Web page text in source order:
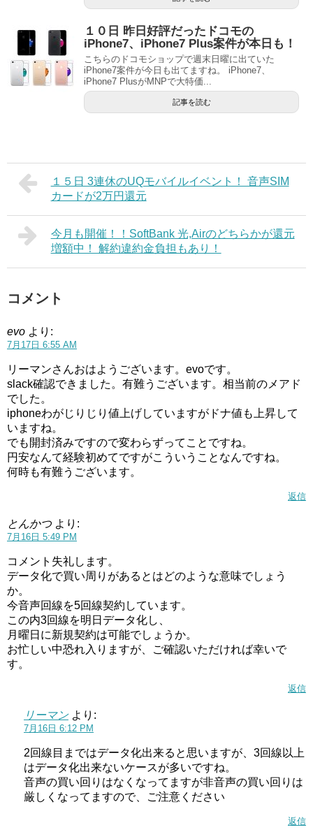
１０日 昨日好評だったドコモの
iPhone7、iPhone7 Plus案件が本日も！
こちらのドコモショップで週末日曜に出ていた
iPhone7案件が今日も出てますね。 iPhone7、
iPhone7 PlusがMNPで大特価...
記事を読む
１５日 3連休のUQモバイルイベント！ 音声SIM
カードが2万円還元
今月も開催！！SoftBank 光,Airのどちらかが還元
増額中！ 解約違約金負担もあり！
コメント
evo より:
7月17日 6:55 AM
リーマンさんおはようございます。evoです。
slack確認できました。有難うございます。相当前のメアド
でした。
iphoneわがじりじり値上げしていますがドナ値も上昇して
いますね。
でも開封済みですので変わらずってことですね。
円安なんて経験初めてですがこういうことなんですね。
何時も有難うございます。
返信
とんかつ より:
7月16日 5:49 PM
コメント失礼します。
データ化で買い周りがあるとはどのような意味でしょう
か。
今音声回線を5回線契約しています。
この内3回線を明日データ化し、
月曜日に新規契約は可能でしょうか。
お忙しい中恐れ入りますが、ご確認いただければ幸いで
す。
返信
リーマン より:
7月16日 6:12 PM
2回線目まではデータ化出来ると思いますが、3回線以上
はデータ化出来ないケースが多いですね。
音声の買い回りはなくなってますが非音声の買い回りは
厳しくなってますので、ご注意ください
返信